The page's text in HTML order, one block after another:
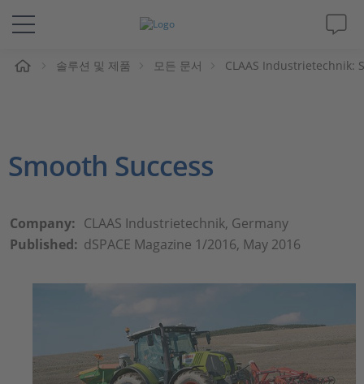
솔루션 및 제품
동영상
Magazine
솔루션 및 제품 모든 문서 CLAAS Industrietechnik:
Smooth Success
Company: CLAAS Industrietechnik, Germany
Published: dSPACE Magazine 1/2016, May 2016